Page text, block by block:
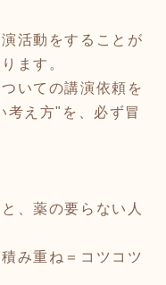
活動をすることが
ます。
いての講演依頼を
考え方"を、必ず冒
、薬の要らない人
み重ね＝コツコツ